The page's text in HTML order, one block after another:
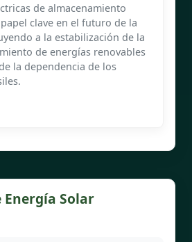
de almacenamiento
clave en el futuro de la
a la estabilización de la
de energías renovables
la dependencia de los
Energía Solar